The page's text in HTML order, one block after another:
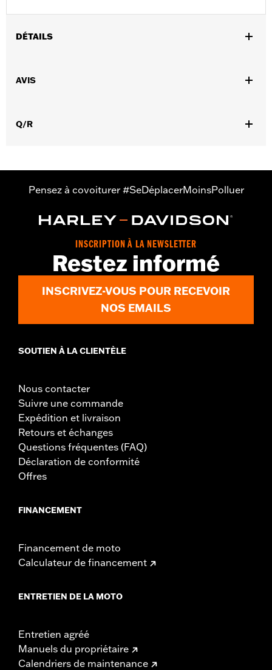
DÉTAILS
FLTRXSE à partir de 2023, FLTRX et FLTRXSTSE à partir de
Matière:
AVIS
Q/R
Pensez à covoiturer #SeDéplacerMoinsPolluer
INSCRIPTION À LA NEWSLETTER
Restez informé
INSCRIVEZ-VOUS POUR RECEVOIR
NOS EMAILS
SOUTIEN À LA CLIENTÈLE
Nous contacter
Suivre une commande
Expédition et livraison
Retours et échanges
Questions fréquentes (FAQ)
Déclaration de conformité
Offres
FINANCEMENT
Financement de moto
Calculateur de financement
ENTRETIEN DE LA MOTO
Entretien agréé
Manuels du propriétaire
Calendriers de maintenance